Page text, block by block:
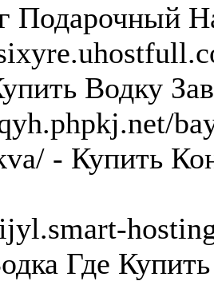
Подарочный
Водку
- Купить
Где Купить